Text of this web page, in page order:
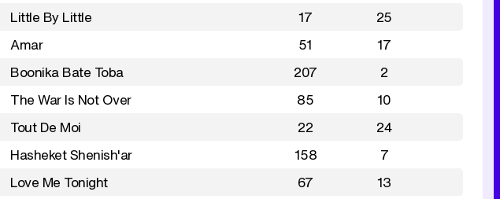
Little By Little 17 25
Amar 51 17
Boonika Bate Toba 207 2
The War Is Not Over 85 10
Tout De Moi 22 24
Hasheket Shenish'ar 158 7
Love Me Tonight 67 13